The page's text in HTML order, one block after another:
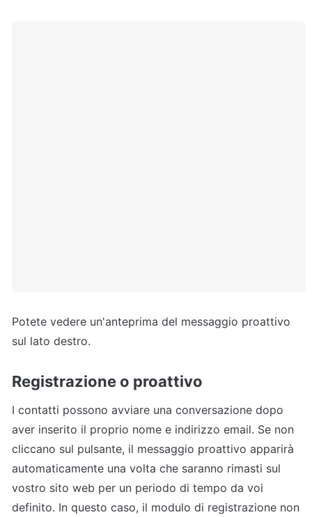
Potete vedere un'anteprima del messaggio proattivo
sul lato destro.
Registrazione o proattivo
I contatti possono avviare una conversazione dopo
aver inserito il proprio nome e indirizzo email. Se non
cliccano sul pulsante, il messaggio proattivo apparirà
automaticamente una volta che saranno rimasti sul
vostro sito web per un periodo di tempo da voi
definito. In questo caso, il modulo di registrazione non